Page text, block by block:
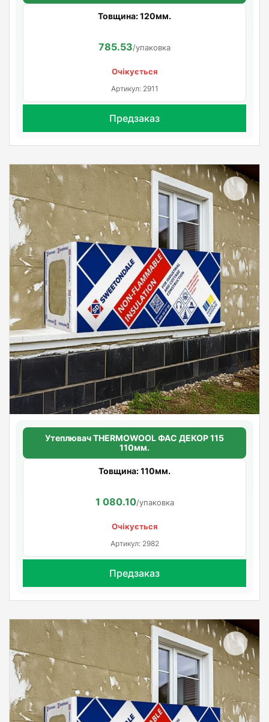
Товщина: 120мм.
785.53/упаковка
Очікується
Артикул: 2911
Предзаказ
Утеплювач THERMOWOOL ФАС ДЕКОР 115
110мм.
Товщина: 110мм.
1 080.10/упаковка
Очікується
Артикул: 2982
Предзаказ